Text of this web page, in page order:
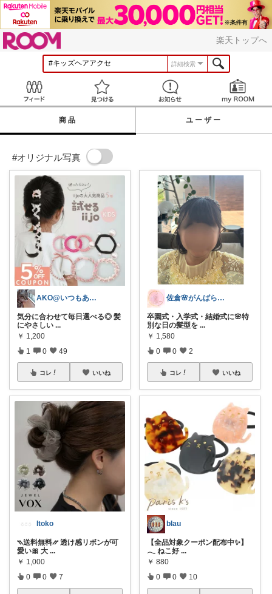
楽天トップへ
詳細検索
見つける お知らせ
商品 ユーザー
#オリジナル写真
AKO@いつもありがとう🐾໊¨̮✩︎
気分に合わせて毎日選べる◎ 髪
にやさしい ...
￥ 1,200
1 0 49
コレ いいね
Itoko
⳹送料無料⳼ 透け感リボンが可
愛い🎀 大 ...
￥ 1,000
0 0 7
佐倉🌸がんばらない2児ワンオペママ
卒園式・入学式・結婚式に🌸特
別な日の髪型を ...
￥ 1,580
0 0 2
コレ いいね
blau
【全品対象クーポン配布中✨】
𓂃 ねこ好 ...
￥ 880
0 0 10